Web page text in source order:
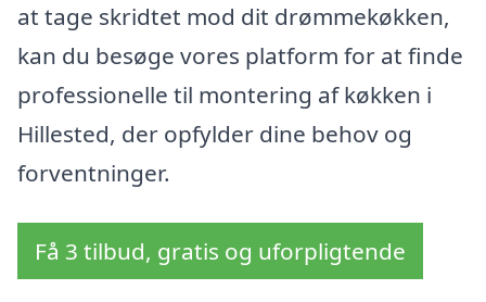
at tage skridtet mod dit drømmekøkken,
kan du besøge vores platform for at finde
professionelle til montering af køkken i
Hillested, der opfylder dine behov og
forventninger.
Få 3 tilbud, gratis og uforpligtende